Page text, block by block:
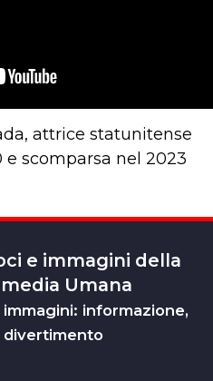
attrice statunitense
scomparsa nel 2023
e immagini della
Umana
informazione,
divertimento